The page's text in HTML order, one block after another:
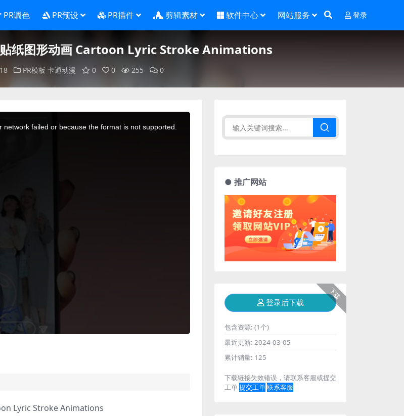
PR调色 PR预设 PR插件 剪辑素材 软件中心 网站服务 登录
贴纸图形动画 Cartoon Lyric Stroke Animations
PR模板 卡通动漫 0 0 255 0
failed or because the format is not supported.
Lyric Stroke Animations
● 推广网站
下载
登录后下载
包含资源: (1个)
最近更新: 2024-03-05
累计销量: 125
下载链接失效错误，请联系客服或提交
工单提交工单联系客服